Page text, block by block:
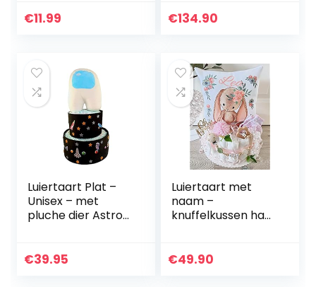
€11.99
geboorte, doop,
€134.90
Luiertaart Plat –
Unisex – met
pluche dier Astro
€39.95
Luiertaart met
naam –
knuffelkussen haas
cadeau,
€49.90